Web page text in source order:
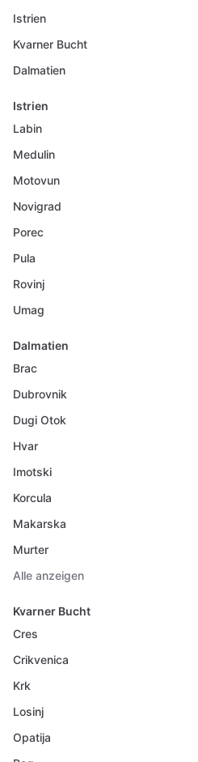
Istrien
Kvarner Bucht
Dalmatien
Istrien
Labin
Medulin
Motovun
Novigrad
Porec
Pula
Rovinj
Umag
Dalmatien
Brac
Dubrovnik
Dugi Otok
Hvar
Imotski
Korcula
Makarska
Murter
Alle anzeigen
Kvarner Bucht
Cres
Crikvenica
Krk
Losinj
Opatija